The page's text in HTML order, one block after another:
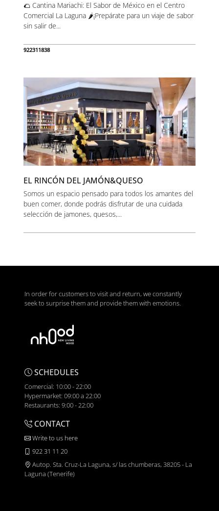
🌮 Cantina Mariachi: El Sabor de México en el Centro
Comercial La Laguna 🌶️¡Prepárate para un viaje de sabor
sin salir de...
922311838
EL RINCÓN DEL JAMÓN&QUESO
Somos un espacio pensado para todos los amantes del
buen comer, donde podrás disfrutar de una cuidada
selección de jamones, quesos,...
In order for customers to visit and return, we constantly
seek to surprise them and provide them with emotions.
SCHEDULES
Comercial: 10:00 - 22:00
Hypermarket: 09:00 a 22:00
Restaurants: 9:00 - 22:00
CONTACT
Write to us here
922 31 11 20
Autop. Sta. Cruz-La Laguna, s/ las chumberas, 38205 - La
Laguna (Tenerife)